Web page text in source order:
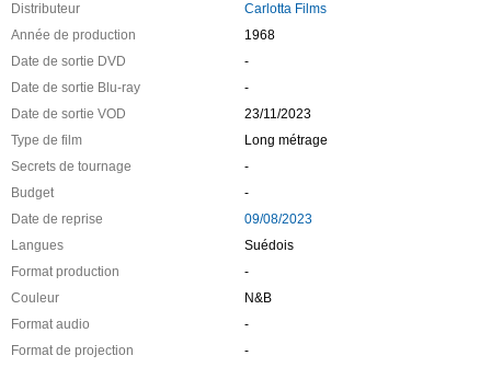
Distributeur
Carlotta Films
Année de production
1968
Date de sortie DVD
-
Date de sortie Blu-ray
-
Date de sortie VOD
23/11/2023
Type de film
Long métrage
Secrets de tournage
-
Budget
-
Date de reprise
09/08/2023
Langues
Suédois
Format production
-
Couleur
N&B
Format audio
-
Format de projection
-